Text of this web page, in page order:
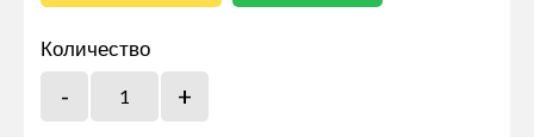
Количество